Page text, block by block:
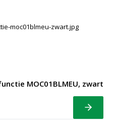
MOC01BLMEU, zwart
Bekijk